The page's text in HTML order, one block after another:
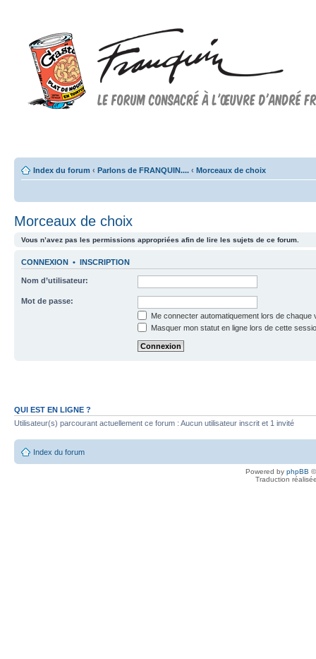
Index du forum ‹ Parlons de FRANQUIN.... ‹ Morceaux de choix
Morceaux de choix
Vous n’avez pas les permissions appropriées afin de lire les sujets de ce forum.
CONNEXION • INSCRIPTION
Nom d’utilisateur:
Mot de passe:
Me connecter automatiquement lors de chaque
Masquer mon statut en ligne lors de cette
QUI EST EN LIGNE ?
Utilisateur(s) parcourant actuellement ce forum : Aucun utilisateur inscrit et 1 invité
Index du forum
Powered by phpBB
Traduction